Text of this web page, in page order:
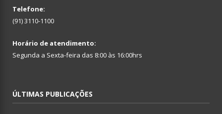
Telefone:
(91) 3110-1100
Horário de atendimento:
Segunda a Sexta-feira das 8:00 às 16:00hrs
ÚLTIMAS PUBLICAÇÕES